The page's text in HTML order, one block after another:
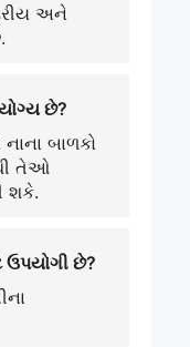
અને
છે?
બાળકો
તેઓ
શકે.
છે?